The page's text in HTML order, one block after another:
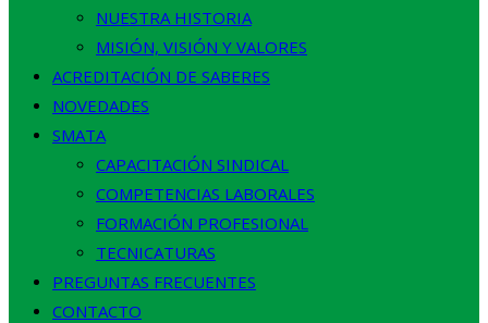
NUESTRA HISTORIA
MISIÓN, VISIÓN Y VALORES
ACREDITACIÓN DE SABERES
NOVEDADES
SMATA
CAPACITACIÓN SINDICAL
COMPETENCIAS LABORALES
FORMACIÓN PROFESIONAL
TECNICATURAS
PREGUNTAS FRECUENTES
CONTACTO